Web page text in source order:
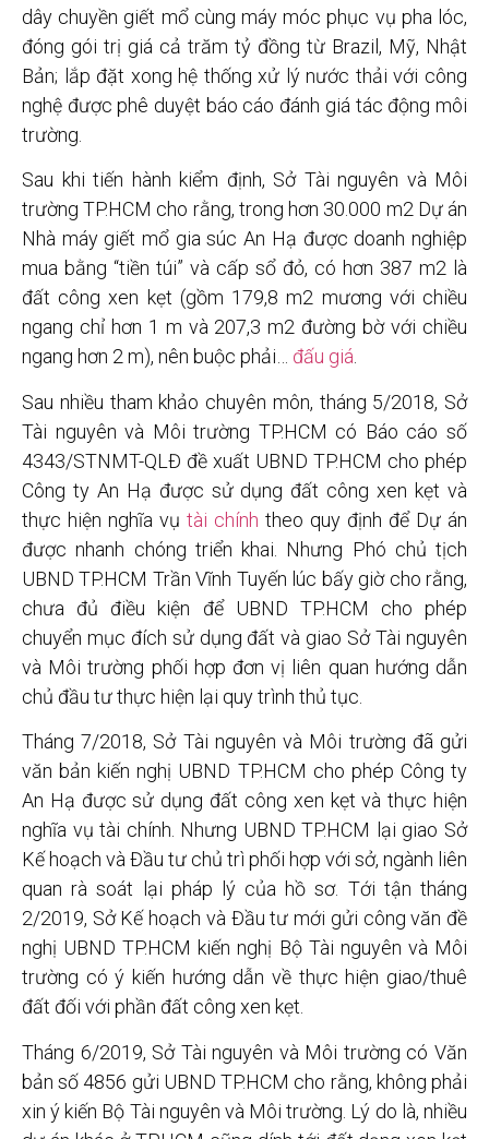
dây chuyền giết mổ cùng máy móc phục vụ pha lóc,
đóng gói trị giá cả trăm tỷ đồng từ Brazil, Mỹ, Nhật
Bản; lắp đặt xong hệ thống xử lý nước thải với công
nghệ được phê duyệt báo cáo đánh giá tác động môi
trường.
Sau khi tiến hành kiểm định, Sở Tài nguyên và Môi
trường TP.HCM cho rằng, trong hơn 30.000 m2 Dự án
Nhà máy giết mổ gia súc An Hạ được doanh nghiệp
mua bằng “tiền túi” và cấp sổ đỏ, có hơn 387 m2 là
đất công xen kẹt (gồm 179,8 m2 mương với chiều
ngang chỉ hơn 1 m và 207,3 m2 đường bờ với chiều
ngang hơn 2 m), nên buộc phải… đấu giá.
Sau nhiều tham khảo chuyên môn, tháng 5/2018, Sở
Tài nguyên và Môi trường TP.HCM có Báo cáo số
4343/STNMT-QLĐ đề xuất UBND TP.HCM cho phép
Công ty An Hạ được sử dụng đất công xen kẹt và
thực hiện nghĩa vụ tài chính theo quy định để Dự án
được nhanh chóng triển khai. Nhưng Phó chủ tịch
UBND TP.HCM Trần Vĩnh Tuyến lúc bấy giờ cho rằng,
chưa đủ điều kiện để UBND TP.HCM cho phép
chuyển mục đích sử dụng đất và giao Sở Tài nguyên
và Môi trường phối hợp đơn vị liên quan hướng dẫn
chủ đầu tư thực hiện lại quy trình thủ tục.
Tháng 7/2018, Sở Tài nguyên và Môi trường đã gửi
văn bản kiến nghị UBND TP.HCM cho phép Công ty
An Hạ được sử dụng đất công xen kẹt và thực hiện
nghĩa vụ tài chính. Nhưng UBND TP.HCM lại giao Sở
Kế hoạch và Đầu tư chủ trì phối hợp với sở, ngành liên
quan rà soát lại pháp lý của hồ sơ. Tới tận tháng
2/2019, Sở Kế hoạch và Đầu tư mới gửi công văn đề
nghị UBND TP.HCM kiến nghị Bộ Tài nguyên và Môi
trường có ý kiến hướng dẫn về thực hiện giao/thuê
đất đối với phần đất công xen kẹt.
Tháng 6/2019, Sở Tài nguyên và Môi trường có Văn
bản số 4856 gửi UBND TP.HCM cho rằng, không phải
xin ý kiến Bộ Tài nguyên và Môi trường. Lý do là, nhiều